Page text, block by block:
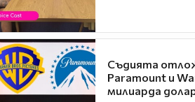
Съдията
Paramount и
милиарда